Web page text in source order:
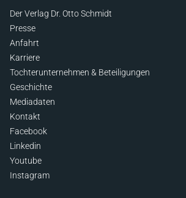
Der Verlag Dr. Otto Schmidt
Presse
Anfahrt
Karriere
Tochterunternehmen & Beteiligungen
Geschichte
Mediadaten
Kontakt
Facebook
Linkedin
Youtube
Instagram